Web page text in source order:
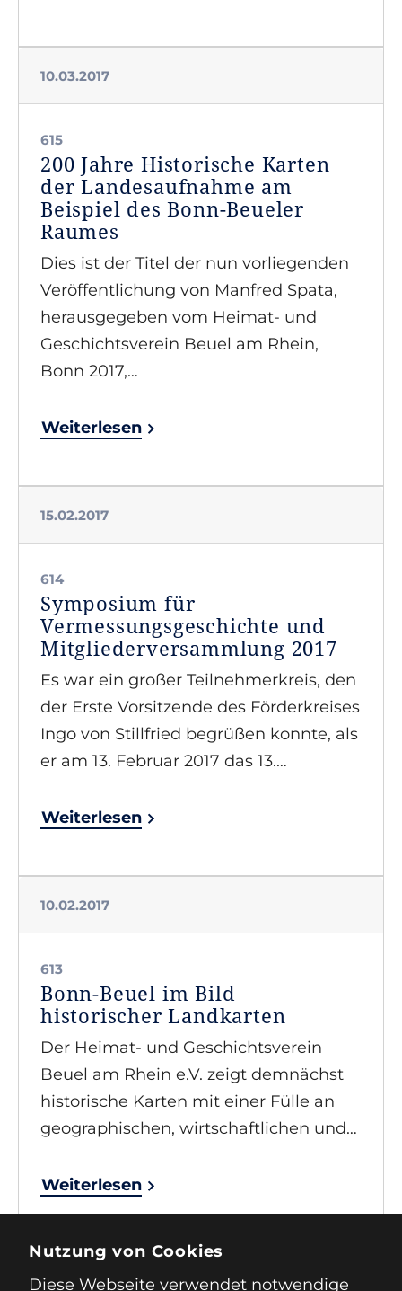
Nutzung von Cookies
Diese Webseite verwendet notwendige
10.03.2017
615
200 Jahre Historische Karten
der Landesaufnahme am
Beispiel des Bonn-Beueler
Raumes
Dies ist der Titel der nun vorliegenden
Veröffentlichung von Manfred Spata,
herausgegeben vom Heimat- und
Geschichtsverein Beuel am Rhein,
Bonn 2017,…
Weiterlesen
15.02.2017
614
Symposium für
Vermessungsgeschichte und
Mitgliederversammlung 2017
Es war ein großer Teilnehmerkreis, den
der Erste Vorsitzende des Förderkreises
Ingo von Stillfried begrüßen konnte, als
er am 13. Februar 2017 das 13.…
Weiterlesen
10.02.2017
613
Bonn-Beuel im Bild
historischer Landkarten
Der Heimat- und Geschichtsverein
Beuel am Rhein e.V. zeigt demnächst
historische Karten mit einer Fülle an
geographischen, wirtschaftlichen und…
Weiterlesen